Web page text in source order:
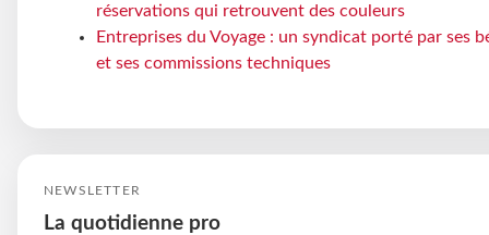
réservations qui retrouvent des couleurs
Entreprises du Voyage : un syndicat porté par ses
et ses commissions techniques
NEWSLETTER
La quotidienne pro